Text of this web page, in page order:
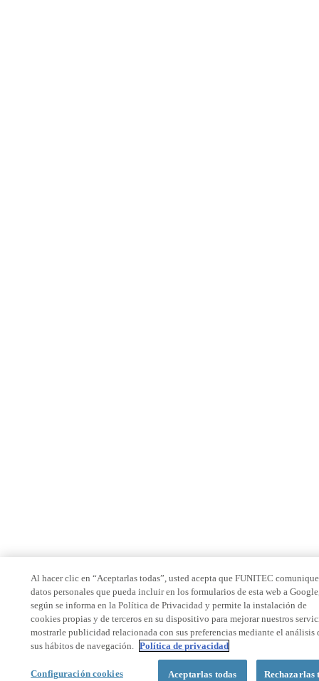
Al hacer clic en “Aceptarlas todas”, usted acepta que FUNITEC
datos personales que pueda incluir en los formularios de esta web a
según se informa en la Política de Privacidad y permite la instalación de
cookies propias y de terceros en su dispositivo para mejorar nuestros
mostrarle publicidad relacionada con sus preferencias mediante el análisis
sus hábitos de navegación. Política de privacidad
Configuración cookies Rechazarlas
Aceptarlas todas